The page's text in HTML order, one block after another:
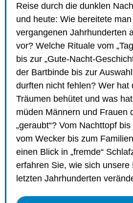
Reise durch die dunklen
und heute: Wie bereitete
vergangenen Jahrhunderten
vor? Welche Rituale vom
bis zur „Gute-Nacht-
der Bartbinde bis zur
durften nicht fehlen? Wer hat
Träumen behütet und was
müden Männern und Frauen
„geraubt“? Vom Nachttopf
vom Wecker bis zum
einen Blick in „fremde“
erfahren Sie, wie sich unsere
letzten Jahrhunderten